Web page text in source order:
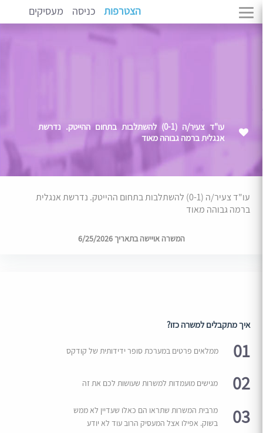
הצטרפות כניסה מעסיקים
עו"ד צעיר/ה (0-1) להשתלבות בתחום ההייטק. נדרשת
אנגלית ברמה גבוהה מאוד
עו"ד צעיר/ה (0-1) להשתלבות בתחום ההייטק. נדרשת אנגלית
ברמה גבוהה מאוד
המשרה אויישה בתאריך 6/25/2026
איך מתקבלים למשרה כזו?
01 ממלאים פרטים במערכת סופר ידידותית של קודקס
02 מגישים מועמדות למשרות שעושות לכם את זה
03
מרבית המשרות שתראו הם כאלו שעדיין לא ממש
בשוק. אפילו אצל המעסיק הרוב עוד לא יודע